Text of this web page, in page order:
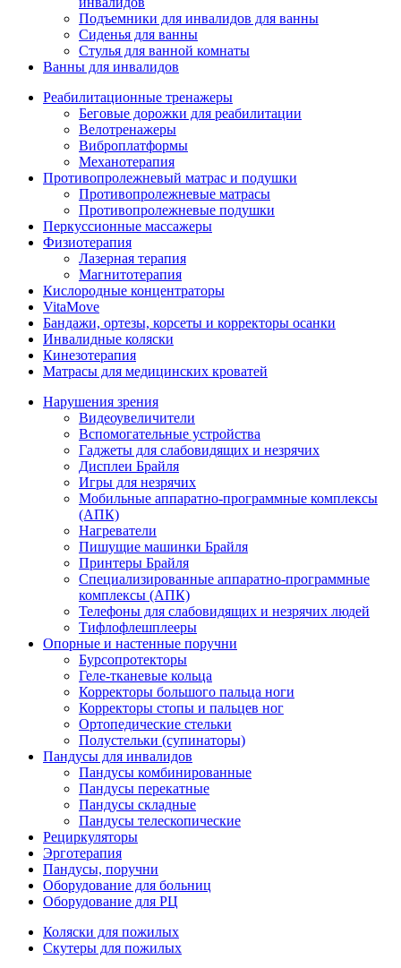
Подъемники для инвалидов для ванны
Сиденья для ванны
Стулья для ванной комнаты
Ванны для инвалидов
Реабилитационные тренажеры
Беговые дорожки для реабилитации
Велотренажеры
Виброплатформы
Механотерапия
Противопролежневый матрас и подушки
Противопролежневые матрасы
Противопролежневые подушки
Перкуссионные массажеры
Физиотерапия
Лазерная терапия
Магнитотерапия
Кислородные концентраторы
VitaMove
Бандажи, ортезы, корсеты и корректоры осанки
Инвалидные коляски
Кинезотерапия
Матрасы для медицинских кроватей
Нарушения зрения
Видеоувеличители
Вспомогательные устройства
Гаджеты для слабовидящих и незрячих
Дисплеи Брайля
Игры для незрячих
Мобильные аппаратно-программные комплексы
(АПК)
Нагреватели
Пишущие машинки Брайля
Принтеры Брайля
Специализированные аппаратно-программные
комплексы (АПК)
Телефоны для слабовидящих и незрячих людей
Тифлофлешплееры
Опорные и настенные поручни
Бурсопротекторы
Геле-тканевые кольца
Корректоры большого пальца ноги
Корректоры стопы и пальцев ног
Ортопедические стельки
Полустельки (супинаторы)
Пандусы для инвалидов
Пандусы комбинированные
Пандусы перекатные
Пандусы складные
Пандусы телескопические
Рециркуляторы
Эрготерапия
Пандусы, поручни
Оборудование для больниц
Оборудование для РЦ
Коляски для пожилых
Скутеры для пожилых